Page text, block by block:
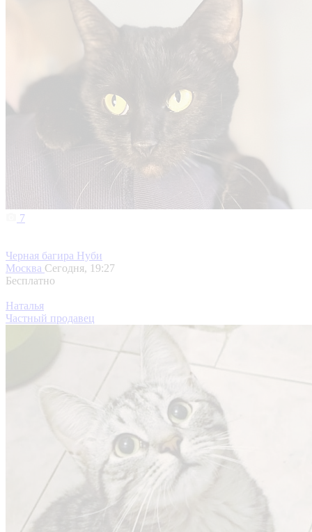
7
Черная багира Нуби
Москва Сегодня, 19:27
Бесплатно
Наталья
Частный продавец